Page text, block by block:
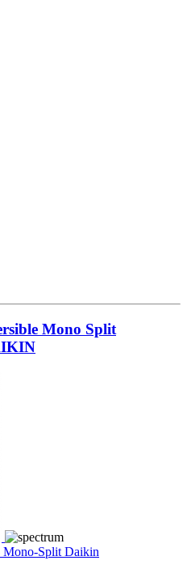
Mono Split
Mono-Split Daikin